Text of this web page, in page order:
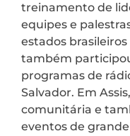
treinamento de
equipes e
estados brasileiros
também
programas de
Salvador. Em
comunitária e
eventos de